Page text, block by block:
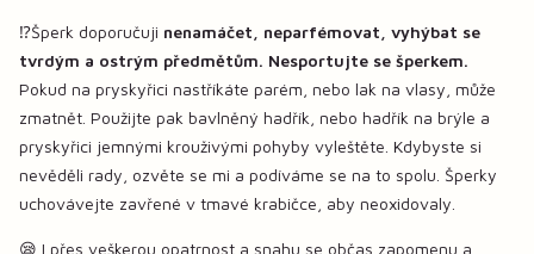
⁉️Šperk doporučuji nenamáčet, neparfémovat, vyhýbat se
tvrdým a ostrým předmětům. Nesportujte se šperkem.
Pokud na pryskyřici nastříkáte parém, nebo lak na vlasy, může
zmatnět. Použijte pak bavlněný hadřík, nebo hadřík na brýle a
pryskyřici jemnými krouživými pohyby vyleštěte. Kdybyste si
nevěděli rady, ozvěte se mi a podíváme se na to spolu. Šperky
uchovávejte zavřené v tmavé krabičce, aby neoxidovaly.
😪 I přes veškerou opatrnost a snahu se občas zapomenu a